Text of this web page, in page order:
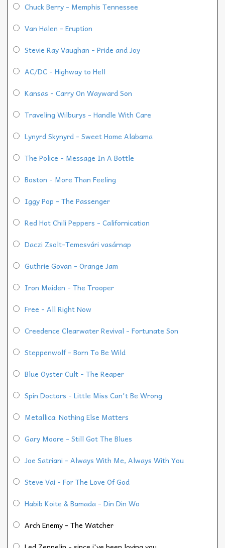
Chuck Berry - Memphis Tennessee
Van Halen - Eruption
Stevie Ray Vaughan - Pride and Joy
AC/DC - Highway to Hell
Kansas - Carry On Wayward Son
Traveling Wilburys - Handle With Care
Lynyrd Skynyrd - Sweet Home Alabama
The Police - Message In A Bottle
Boston - More Than Feeling
Iggy Pop - The Passenger
Red Hot Chili Peppers - Californication
Daczi Zsolt-Temesvári vasárnap
Guthrie Govan - Orange Jam
Iron Maiden - The Trooper
Free - All Right Now
Creedence Clearwater Revival - Fortunate Son
Steppenwolf - Born To Be Wild
Blue Oyster Cult - The Reaper
Spin Doctors - Little Miss Can't Be Wrong
Metallica: Nothing Else Matters
Gary Moore - Still Got The Blues
Joe Satriani - Always With Me, Always With You
Steve Vai - For The Love Of God
Habib Koite & Bamada - Din Din Wo
Arch Enemy - The Watcher